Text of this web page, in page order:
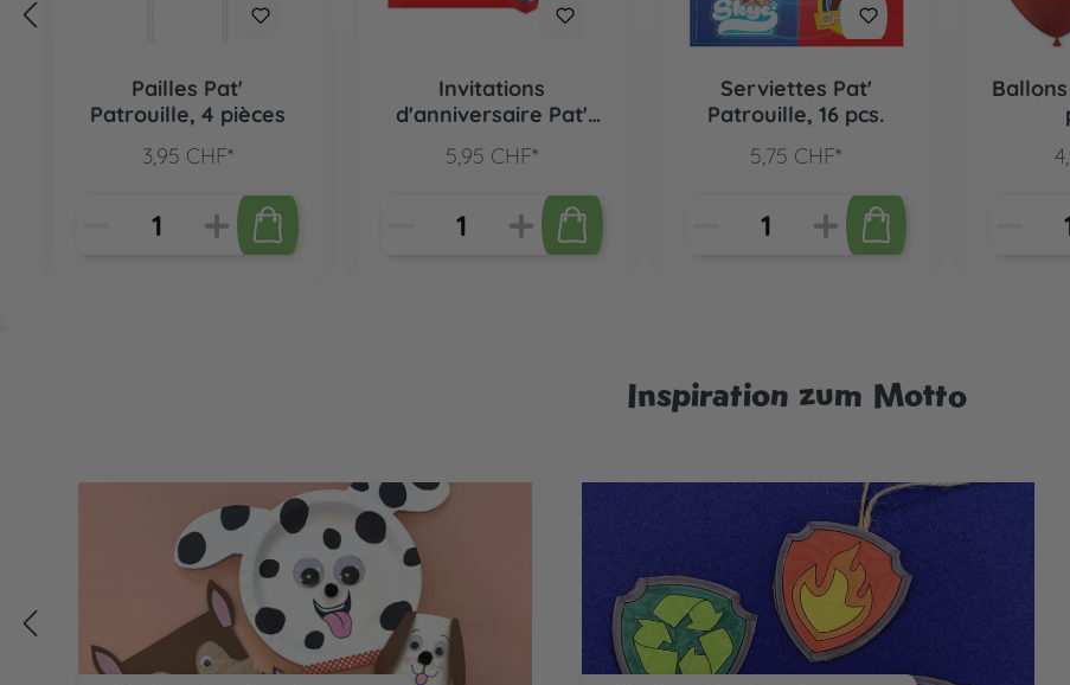
Pailles Pat'
Patrouille, 4 pièces
3,95 CHF*
Invitations
d'anniversaire Pat'
5,95 CHF*
Serviettes Pat'
Patrouille, 16 pcs.
5,75 CHF*
Inspiration zum Motto